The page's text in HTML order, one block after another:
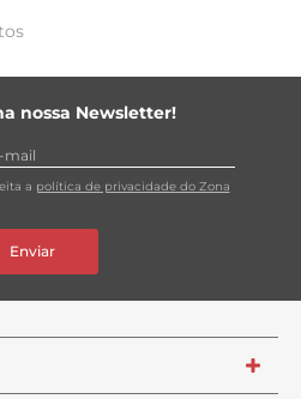
nossa Newsletter!
a política de privacidade do Zona
Enviar
+